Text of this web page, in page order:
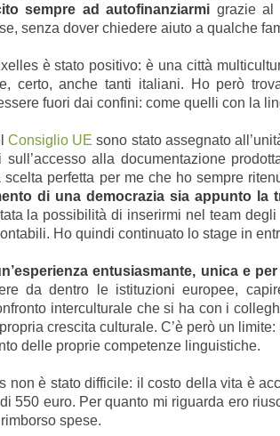
sempre ad autofinanziarmi grazie al
senza dover chiedere aiuto a qualche
è stato positivo: è una città
certo, anche tanti italiani. Ho però
fuori dai confini: come quelli con la
Consiglio UE sono stato assegnato
sull’accesso alla documentazione
scelta perfetta per me che ho sempre
di una democrazia sia appunto la
la possibilità di inserirmi nel team
Ho quindi continuato lo stage in
entusiasmante, unica e
da dentro le istituzioni europee,
interculturale che si ha con i
crescita culturale. C’è però un
delle proprie competenze linguistiche.
non è stato difficile: il costo della vita è
550 euro. Per quanto mi riguarda ero
spese.